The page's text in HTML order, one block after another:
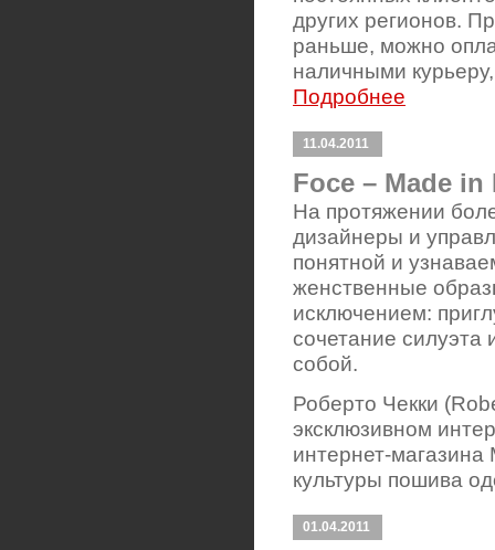
других регионов.
раньше, можно
наличными
Подробнее
11.04.2011
Foce – Made in
На протяжении
дизайнеры и
понятной и
женственные
исключением:
сочетание
собой.
Роберто Чекки
эксклюзивном
интернет-магазина
культуры пошива
01.04.2011